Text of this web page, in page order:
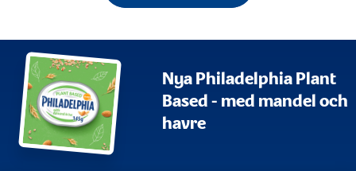
Nya Philadelphia Plant
Based - med mandel och
havre